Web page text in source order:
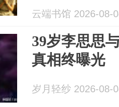
云端书馆 2026-08-
39岁李思思
真相终曝光
岁月轻纱 2026-08-